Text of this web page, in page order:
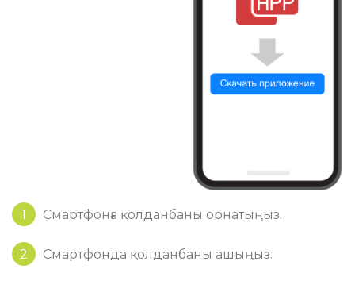
1 Смартфонға қолданбаны орнатыңыз.
2 Смартфонда қолданбаны ашыңыз.